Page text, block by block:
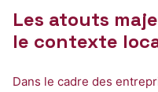
Les atouts
le contexte
Dans le cadre des